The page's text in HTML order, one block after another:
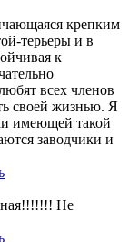
крепким
терьеры и в
к
всех членов
своей жизнью. Я
имеющей такой
заводчики и
Не